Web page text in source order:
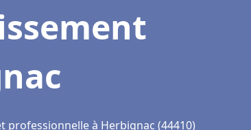
professionnelle à Herbignac (44410)